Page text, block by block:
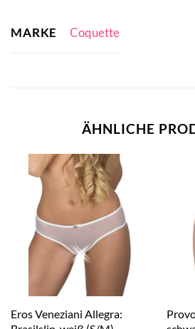
MARKE Coquette
ÄHNLICHE
Eros Veneziani Allegra: